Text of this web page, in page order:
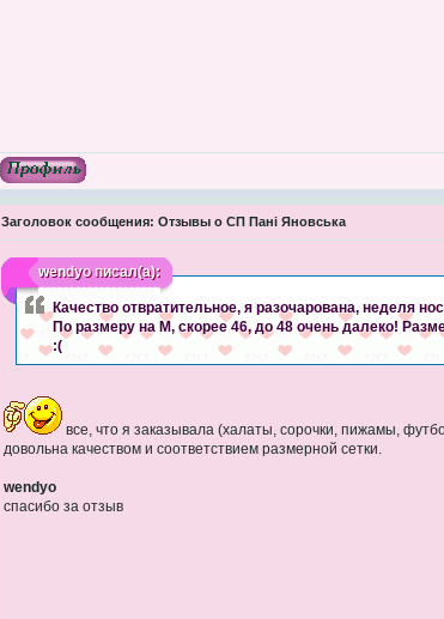
Заголовок сообщения: Отзывы о СП Пані Яновська
wendyoписал(а):
Качество отвратительное, я разочарована, неделя
По размеру на М, скорее 46, до 48 очень далеко!
:(
все, что я заказывала (халаты, сорочки, пижамы,
довольна качеством и соответствием размерной сетки.
wendyo
спасибо за отзыв